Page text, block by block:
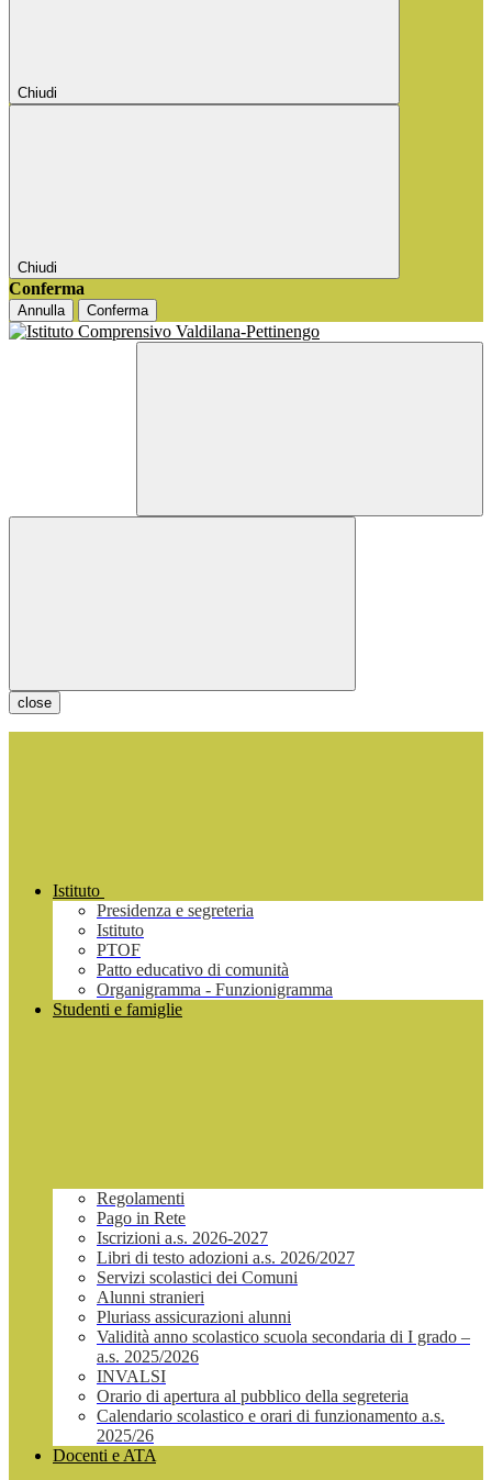
Chiudi
Chiudi
Conferma
Annulla Conferma
close
Istituto
Presidenza e segreteria
Istituto
PTOF
Patto educativo di comunità
Organigramma - Funzionigramma
Studenti e famiglie
Regolamenti
Pago in Rete
Iscrizioni a.s. 2026-2027
Libri di testo adozioni a.s. 2026/2027
Servizi scolastici dei Comuni
Alunni stranieri
Pluriass assicurazioni alunni
Validità anno scolastico scuola secondaria di I grado –
a.s. 2025/2026
INVALSI
Orario di apertura al pubblico della segreteria
Calendario scolastico e orari di funzionamento a.s.
2025/26
Docenti e ATA